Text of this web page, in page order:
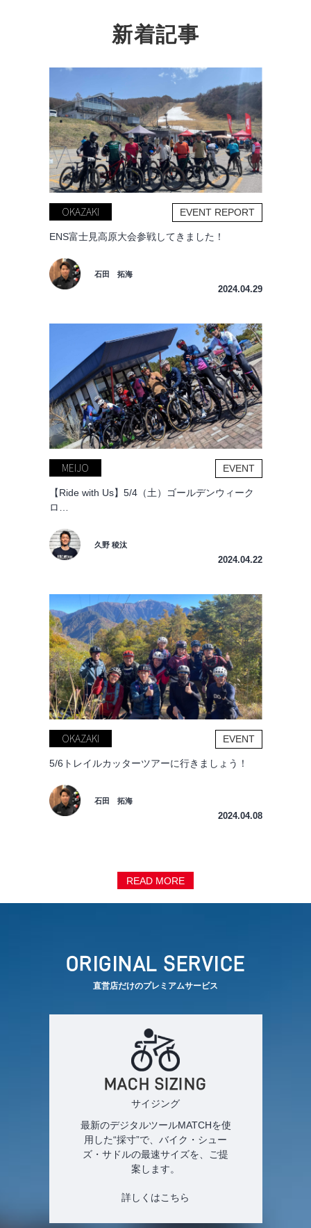
新着記事
OKAZAKI EVENT REPORT
ENS富士見高原大会参戦してきました！
石田 拓海
2024.04.29
MEIJO EVENT
【Ride with Us】5/4（土）ゴールデンウィーク
ロ…
久野 稜汰
2024.04.22
OKAZAKI EVENT
5/6トレイルカッターツアーに行きましょう！
石田 拓海
2024.04.08
READ MORE
ORIGINAL SERVICE
直営店だけのプレミアムサービス
MACH SIZING
サイジング
最新のデジタルツールMATCHを使
用した“採寸”で、バイク・シュー
ズ・サドルの最速サイズを、ご提
案します。
詳しくはこちら